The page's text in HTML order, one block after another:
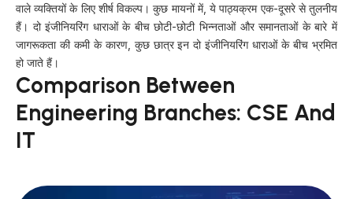
वाले व्यक्तियों के लिए शीर्ष विकल्प। कुछ मायनों में, ये पाठ्यक्रम एक-दूसरे से तुलनीय
हैं। दो इंजीनियरिंग धाराओं के बीच छोटी-छोटी भिन्नताओं और समानताओं के बारे में
जागरूकता की कमी के कारण, कुछ छात्र इन दो इंजीनियरिंग धाराओं के बीच भ्रमित
हो जाते हैं।
Comparison Between
Engineering Branches: CSE And
IT